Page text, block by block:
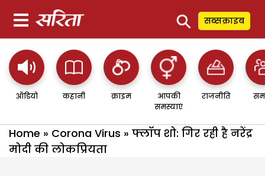
⚲ सब्सक्राइब
ऑडियो कहानी क्राइम
आपकी
समस्याएं
राजनीति
Home » Corona Virus » फ्लॉप शो: गिर रही है नरेंद्र
मोदी की लोकप्रियता